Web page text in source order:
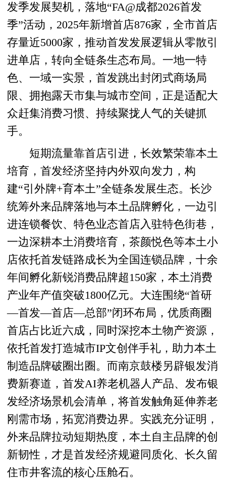
发季发展契机，落地“FA@成都2026首发
季”活动，2025年新增首店876家，全市首店
存量近5000家，推动首发发展逻辑从零散引
进单店，转向全链条生态布局。一地一特
色、一域一实景，首发跳出封闭式商场局
限、拥抱露天市集与城市空间，正是适配大
众赶集消费习惯、持续聚拢人气的关键抓
手。
短期流量靠首店引进，长效繁荣靠本土
培育，首发经济坚持内外双向发力，构
建“引外牌+育本土”全链条发展生态。长沙
统筹外来品牌落地与本土品牌孵化，一边引
进连锁餐饮、特色业态首店入驻特色街巷，
一边深耕本土消费培育，茶颜悦色等本土小
店依托首发链路成长为全国连锁品牌，十余
年间孵化新锐消费品牌超150家，本土消费
产业年产值突破1800亿元。大连围绕“首研
—首发—首店—总部”闭环布局，优质商圈
首店占比近六成，同时深挖本土物产资源，
依托首发打造城市IP文创伴手礼，助力本土
制造品牌破圈出圈。而南京鼓楼另辟银发消
费新赛道，首发AI养老机器人产品、发布银
发经济场景机会清单，将首发触角延伸养老
刚需市场，拓宽消费边界。实践充分证明，
外来品牌拉动短期热度，本土自主品牌的创
新韧性，才是首发经济规避同质化、长久留
住市井客流的核心压舱石。